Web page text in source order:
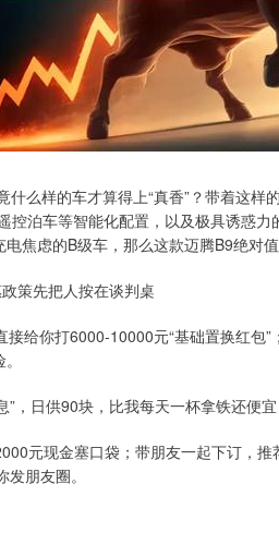
什么样的车才算得上“真香”？带着这
控泊车等智能化配置，以及极具诱惑
焦虑的B级车，那么这款迈腾B9绝对值
策先把人按在谈判桌
接给你打6000-10000元“基础置换红
，日供90块，比我每天一杯拿铁还便宜
元现金塞口袋；带朋友一起下订，
朋友圈。